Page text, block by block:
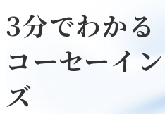
3分でわかる
コーセーイ
ズ
パート・アルバイト
報誌やハローワーク